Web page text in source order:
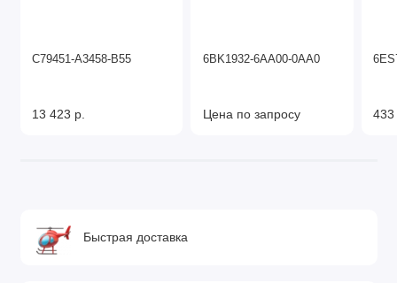
C79451-A3458-B55
13 423 р.
6BK1932-6AA00-0AA0
Цена по запросу 433
Быстрая доставка